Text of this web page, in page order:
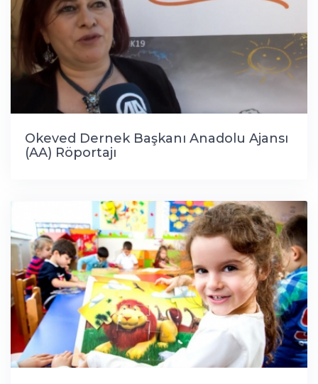
Okeved Dernek Başkanı Anadolu Ajansı
(AA) Röportajı